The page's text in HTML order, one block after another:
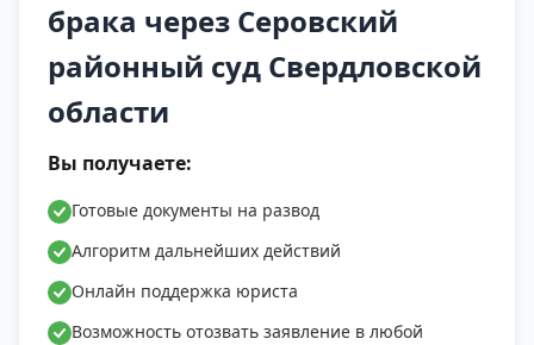
брака через Серовский
районный суд Свердловской
области
Вы получаете:
Готовые документы на развод
Алгоритм дальнейших действий
Онлайн поддержка юриста
Возможность отозвать заявление в любой